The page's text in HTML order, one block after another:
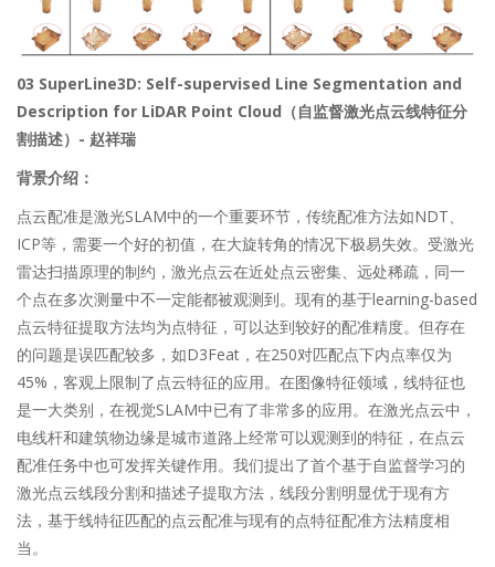
03 SuperLine3D: Self-supervised Line Segmentation and
Description for LiDAR Point Cloud（自监督激光点云线特征分
割描述）- 赵祥瑞
背景介绍：
点云配准是激光SLAM中的一个重要环节，传统配准方法如NDT、
ICP等，需要一个好的初值，在大旋转角的情况下极易失效。受激光
雷达扫描原理的制约，激光点云在近处点云密集、远处稀疏，同一
个点在多次测量中不一定能都被观测到。现有的基于learning-based
点云特征提取方法均为点特征，可以达到较好的配准精度。但存在
的问题是误匹配较多，如D3Feat，在250对匹配点下内点率仅为
45%，客观上限制了点云特征的应用。在图像特征领域，线特征也
是一大类别，在视觉SLAM中已有了非常多的应用。在激光点云中，
电线杆和建筑物边缘是城市道路上经常可以观测到的特征，在点云
配准任务中也可发挥关键作用。我们提出了首个基于自监督学习的
激光点云线段分割和描述子提取方法，线段分割明显优于现有方
法，基于线特征匹配的点云配准与现有的点特征配准方法精度相
当。